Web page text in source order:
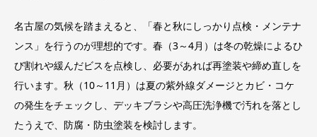
名古屋の気候を踏まえると、「春と秋にしっかり点検・メンテナ
ンス」を行うのが理想的です。春（3～4月）は冬の乾燥によるひ
び割れや緩んだビスを点検し、必要があれば再塗装や締め直しを
行います。秋（10～11月）は夏の紫外線ダメージとカビ・コケ
の発生をチェックし、デッキブラシや高圧洗浄機で汚れを落とし
たうえで、防腐・防虫塗装を検討します。